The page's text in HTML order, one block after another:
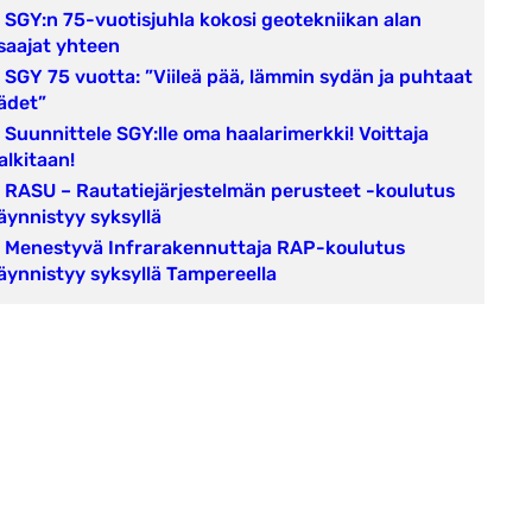
SGY:n 75-vuotisjuhla kokosi geotekniikan alan
yhteen
SGY 75 vuotta: ”Viileä pää, lämmin sydän ja puhtaat
Suunnittele SGY:lle oma haalarimerkki! Voittaja
RASU – Rautatiejärjestelmän perusteet -koulutus
syksyllä
Menestyvä Infrarakennuttaja RAP-koulutus
syksyllä Tampereella